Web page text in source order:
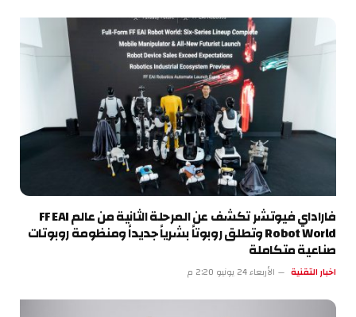
فاراداي فيوتشر تكشف عن المرحلة الثانية من عالم FF EAI
Robot World وتطلق روبوتاً بشرياً جديداً ومنظومة روبوتات
صناعية متكاملة
اخبار التقنية الأربعاء 24 يونيو 2:20 م